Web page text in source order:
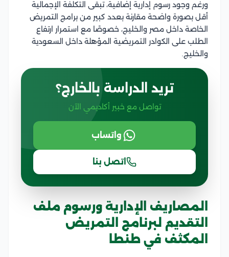
ورغم وجود رسوم إدارية إضافية، تبقى التكلفة الإجمالية
أقل بصورة واضحة مقارنة بعدد كبير من برامج التمريض
الخاصة داخل مصر والخليج، خصوصًا مع استمرار ارتفاع
الطلب على الكوادر التمريضية المؤهلة داخل السعودية
والخليج.
تريد الدراسة بالخارج؟
تواصل مع خبير أكاديمي الآن
واتساب
اتصل بنا
المصاريف الإدارية ورسوم ملف
التقديم لبرنامج التمريض
المكثف في طنطا